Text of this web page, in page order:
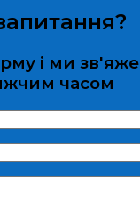
не передаються третім
і ми
часом